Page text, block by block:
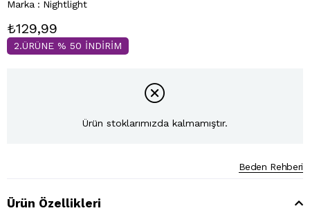
Marka : Nightlight
₺129,99
2.ÜRÜNE % 50 İNDİRİM
Ürün stoklarımızda kalmamıştır.
Beden Rehberi
Ürün Özellikleri